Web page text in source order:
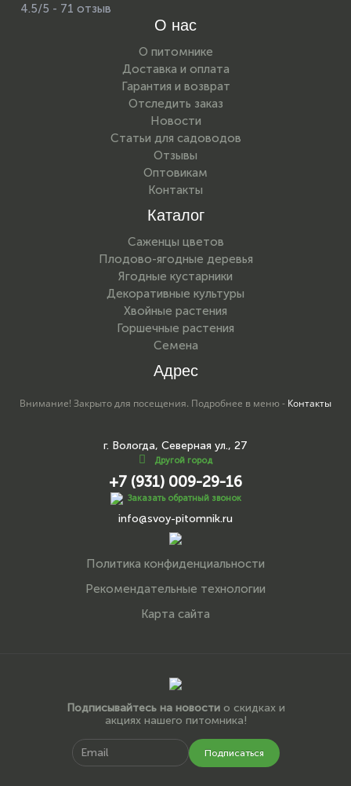
4.5/5 - 71 отзыв
О нас
О питомнике
Доставка и оплата
Гарантия и возврат
Отследить заказ
Новости
Статьи для садоводов
Отзывы
Оптовикам
Контакты
Каталог
Саженцы цветов
Плодово-ягодные деревья
Ягодные кустарники
Декоративные культуры
Хвойные растения
Горшечные растения
Семена
Адрес
Внимание! Закрыто для посещения. Подробнее в меню - Контакты
г. Вологда, Северная ул., 27
Другой город
+7 (931) 009-29-16
Заказать обратный звонок
info@svoy-pitomnik.ru
Политика конфиденциальности
Рекомендательные технологии
Карта сайта
Подписывайтесь на новостио скидках и
акциях нашего питомника!
Подписаться